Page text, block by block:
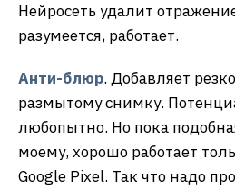
Нейросеть удалит
разумеется, работает.
Анти-блюр. Добавляет
размытому снимку.
любопытно. Но пока
моему, хорошо работает
Google Pixel. Так что надо